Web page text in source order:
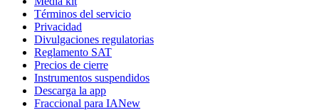
Términos del servicio
Privacidad
Divulgaciones regulatorias
Reglamento SAT
Precios de cierre
Instrumentos suspendidos
Descarga la app
Fraccional para IANew